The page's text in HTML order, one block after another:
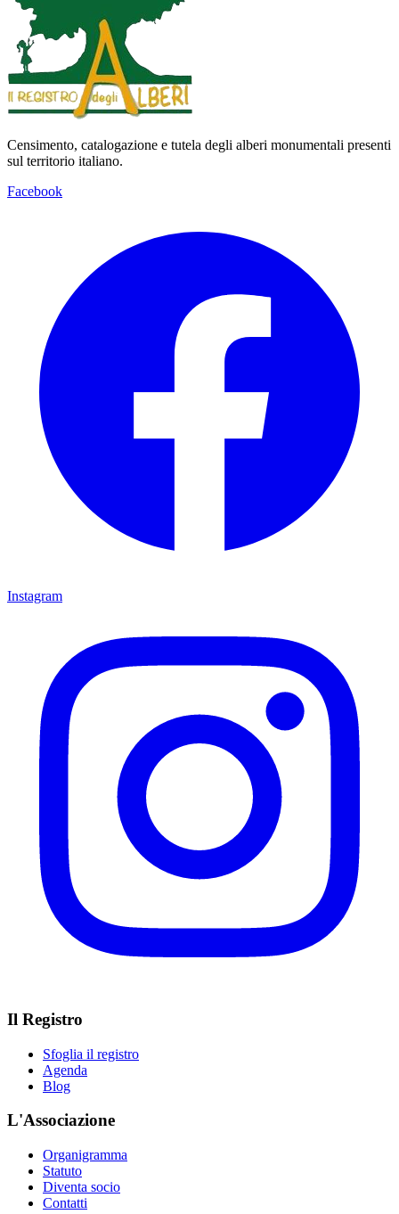
Censimento, catalogazione e tutela degli alberi monumentali presenti
sul territorio italiano.
Facebook
Instagram
Il Registro
Sfoglia il registro
Agenda
Blog
L'Associazione
Organigramma
Statuto
Diventa socio
Contatti